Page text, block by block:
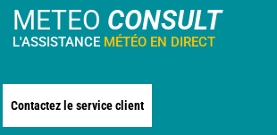
METEO CONSULT
L'ASSISTANCE MÉTÉO EN DIRECT
Contactez le service client